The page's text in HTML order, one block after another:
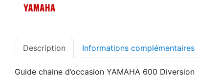
Description Informations complémentaires
Guide chaine d’occasion YAMAHA 600 Diversion